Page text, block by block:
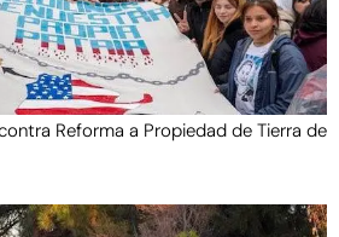
Reforma a Propiedad de Tierra de